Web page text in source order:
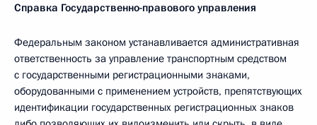
Справка Государственно-правового управления
Федеральным законом устанавливается административная
ответственность за управление транспортным средством
с государственными регистрационными знаками,
оборудованными с применением устройств, препятствующих
идентификации государственных регистрационных знаков